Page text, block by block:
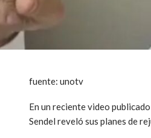
fuente: unotv
En un reciente video
Sendel reveló sus planes de